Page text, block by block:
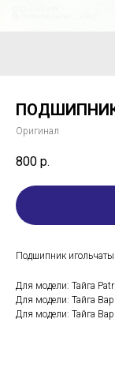
ПОДШИПНИК
Оригинал
800 р.
Подшипник
Для модели: Тайга
Для модели: Тайга
Для модели: Тайга